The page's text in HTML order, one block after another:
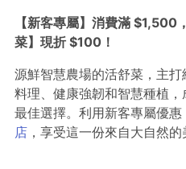
【新客專屬】消費滿 $1,500
菜】現折 $100！
源鮮智慧農場的活舒菜，主
料理、健康強韌和智慧種植
最佳選擇。利用新客專屬優惠
店 ，享受這一份來自大自然的